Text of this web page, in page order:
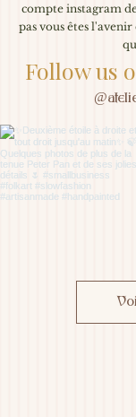
compte instagram
pas vous êtes
Follow us